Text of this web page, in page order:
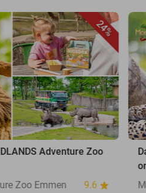
24%
Adventure Zoo
Zoo Emmen
9.6